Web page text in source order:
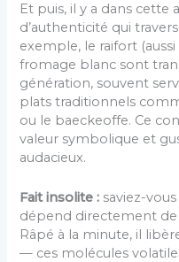
Et puis, il y a dans cette
d’authenticité qui
exemple, le raifort
fromage blanc sont
génération, souvent
plats traditionnels
ou le baeckeoffe. Ce
valeur symbolique et
audacieux.
Fait insolite : saviez-
dépend directement
Râpé à la minute, il
— ces molécules